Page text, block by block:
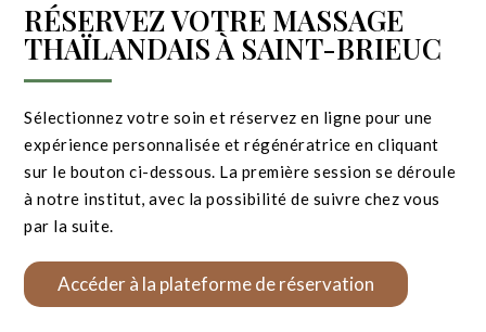
RÉSERVEZ VOTRE MASSAGE
THAÏLANDAIS À SAINT-BRIEUC
Sélectionnez votre soin et réservez en ligne pour une
expérience personnalisée et régénératrice en cliquant
sur le bouton ci-dessous. La première session se déroule
à notre institut, avec la possibilité de suivre chez vous
par la suite.
Accéder à la plateforme de réservation